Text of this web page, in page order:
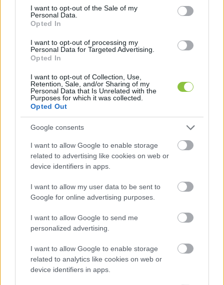
consent section.
I want to opt-out of the Sale of my
Personal Data.
Opted In
I want to opt-out of processing my
Personal Data for Targeted Advertising.
Opted In
I want to opt-out of Collection, Use,
Retention, Sale, and/or Sharing of my
Personal Data that Is Unrelated with the
Purposes for which it was collected.
Opted Out
Google consents
I want to allow Google to enable storage
related to advertising like cookies on web or
device identifiers in apps.
I want to allow my user data to be sent to
Google for online advertising purposes.
I want to allow Google to send me
personalized advertising.
I want to allow Google to enable storage
related to analytics like cookies on web or
device identifiers in apps.
Az adóberendezést bérelni kellett, mivel a
tönkre. Az újnak pedig a hatótávolsága is jóval
kisebb volt, mint a korábbi eszközé, így két éve
már csak alig pár kilométeres körben volt
fogható az adás.
A szerződést már felmondták a Nemzeti Média
és Hírközlési Hatóságnál, így a Pécs 30-as
azonosítójú frekvencia felszabadult. A
kábelszolgáltatóknál a Pécs TV adása továbbra is
elérhető, és műsorok továbbra is felkerülnek a
Youtube-csatornájukra - írta meg a Mecseki
Müzli.
Miskolc Televízió tartalmai június 1-jétől
a Mikom Nonprofit Kft. tájékoztatta a
Media1.hu
A döntést a médiapiac folyamatos